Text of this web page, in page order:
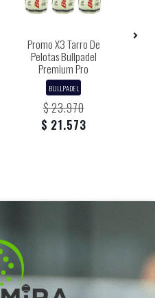
Promo X3 Tarro De
Pelotas Bullpadel
Premium Pro
BULLPADEL
$ 23.970
$ 21.573